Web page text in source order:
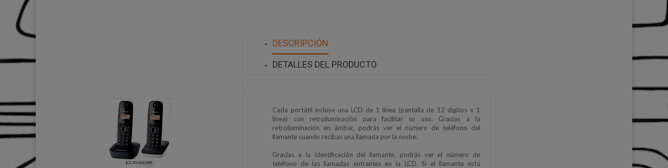
DESCRIPCIÓN
DETALLES DEL PRODUCTO
Cada portátil incluye una LCD de 1 línea (pantalla de 12 dígitos x 1
línea) con retroiluminación para facilitar su uso. Gracias a la
retroiluminación en ámbar, podrás ver el número de teléfono del
llamante cuando recibas una llamada por la noche.
Gracias a la identificación del llamante, podrás ver el número de
teléfono de las llamadas entrantes en la LCD. Si el llamante está